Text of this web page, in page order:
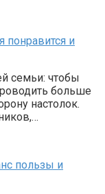
понравится и
семьи: чтобы
больше
настолок.
пользы и